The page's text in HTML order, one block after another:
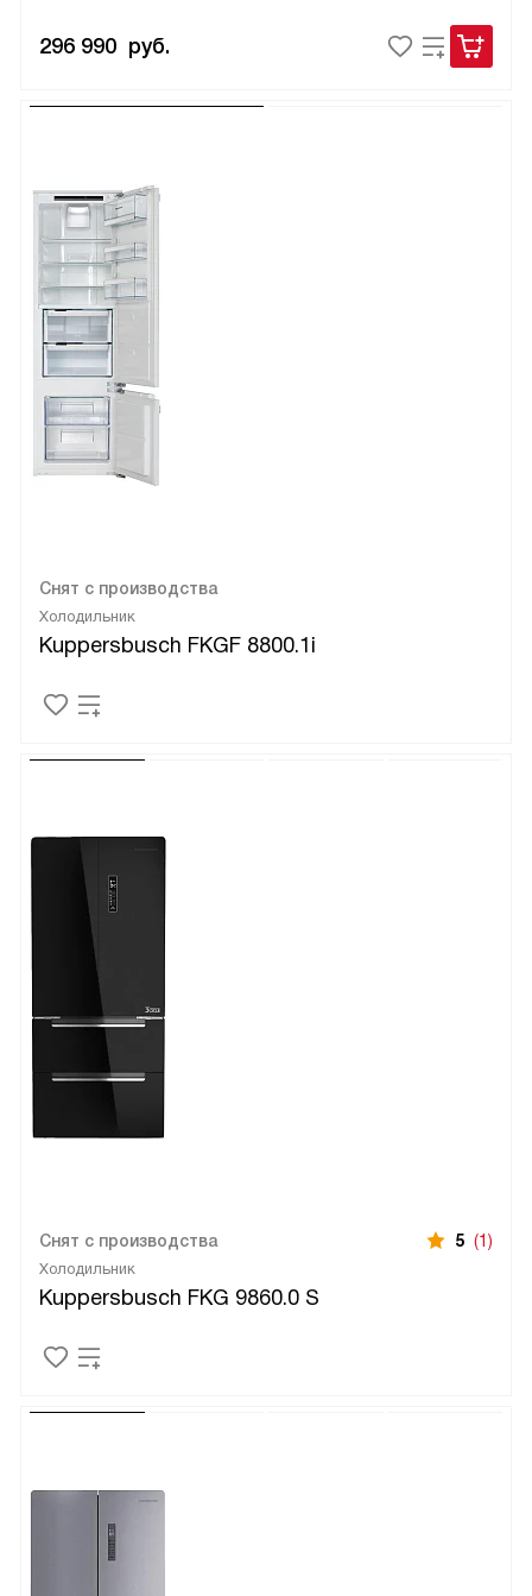
296 990 руб.
Холодильник
Kuppersbusch FKGF 8800.1i
Снят с производства
Холодильник
Kuppersbusch FKG 9860.0 S
Снят с производства 5 (1)